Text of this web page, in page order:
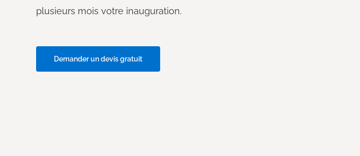
plusieurs mois votre inauguration.
Demander un devis gratuit